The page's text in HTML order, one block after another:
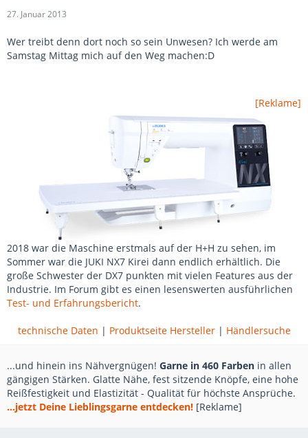
27. Januar 2013
Wer treibt denn dort noch so sein Unwesen? Ich werde am
Samstag Mittag mich auf den Weg machen:D
[Reklame]
2018 war die Maschine erstmals auf der H+H zu sehen, im
Sommer war die JUKI NX7 Kirei dann endlich erhältlich. Die
große Schwester der DX7 punkten mit vielen Features aus der
Industrie. Im Forum gibt es einen lesenswerten ausführlichen
Test- und Erfahrungsbericht.
technische Daten | Produktseite Hersteller| Händlersuche
...und hinein ins Nähvergnügen! Garne in 460 Farben in allen
gängigen Stärken. Glatte Nähe, fest sitzende Knöpfe, eine hohe
Reißfestigkeit und Elastizität - Qualität für höchste Ansprüche.
...jetzt Deine Lieblingsgarne entdecken! [Reklame]